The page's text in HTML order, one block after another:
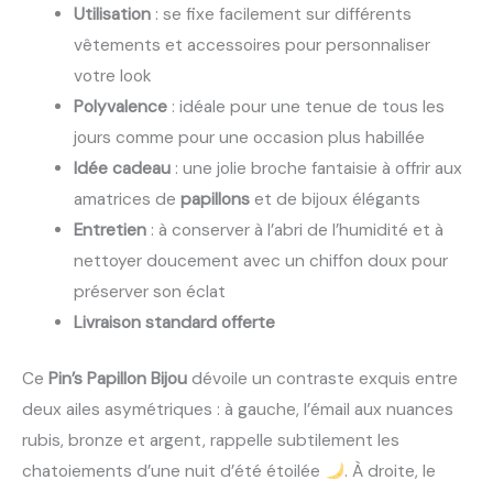
Utilisation: se fixe facilement sur différents
vêtements et accessoires pour personnaliser
votre look
Polyvalence: idéale pour une tenue de tous les
jours comme pour une occasion plus habillée
Idée cadeau: une jolie broche fantaisie à offrir aux
amatrices de papillonset de bijoux élégants
Entretien: à conserver à l’abri de l’humidité et à
nettoyer doucement avec un chiffon doux pour
préserver son éclat
Livraison standard offerte
Ce Pin’s Papillon Bijou dévoile un contraste exquis entre
deux ailes asymétriques : à gauche, l’émail aux nuances
rubis, bronze et argent, rappelle subtilement les
chatoiements d’une nuit d’été étoilée
. À droite, le